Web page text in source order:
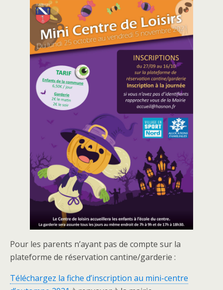
Pour les parents n’ayant pas de compte sur la
plateforme de réservation cantine/garderie :
Téléchargez la fiche d’inscription au mini-centre